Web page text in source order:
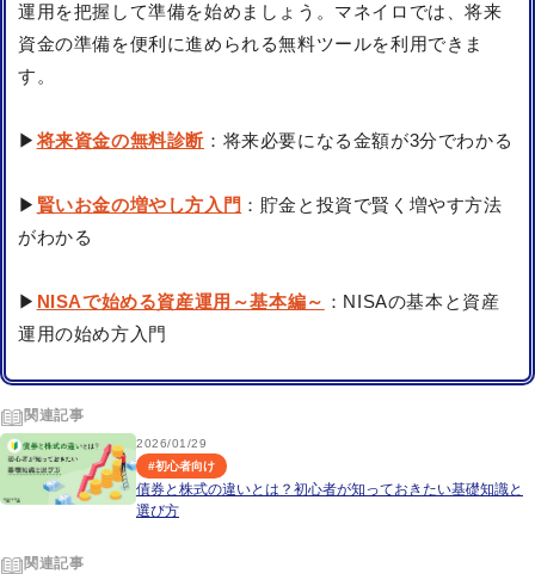
運用を把握して準備を始めましょう。マネイロでは、将来
資金の準備を便利に進められる無料ツールを利用できま
す。
▶将来資金の無料診断 ：将来必要になる金額が3分でわかる
▶ 賢いお金の増やし方入門 ：貯金と投資で賢く増やす方法
がわかる
▶ NISAで始める資産運用～基本編～ ：NISAの基本と資産
運用の始め方入門
関連記事
2026/01/29
#初心者向け
債券と株式の違いとは？初心者が知っておきたい基礎知識と
選び方
関連記事